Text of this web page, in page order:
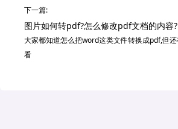
下一篇:
图片如何转pdf?怎么修改pdf文档的内容?
大家都知道怎么把word这类文件转换成pdf,但
看